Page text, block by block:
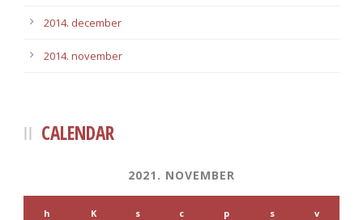
2014. december
2014. november
CALENDAR
2021. NOVEMBER
h K s c p s v